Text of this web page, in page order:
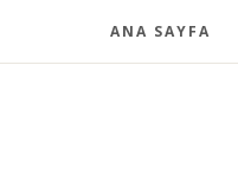
ANA SAYFA